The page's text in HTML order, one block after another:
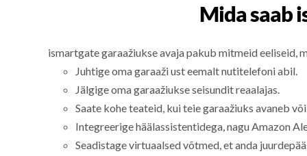
Mida saab
ismartgate garaažiukse avaja pakub mitmeid eeliseid,
Juhtige oma garaaži ust eemalt nutitelefoni abil.
Jälgige oma garaažiukse seisundit reaalajas.
Saate kohe teateid, kui teie garaažiuks avaneb
Integreerige häälassistentidega, nagu Amazon
Seadistage virtuaalsed võtmed, et anda